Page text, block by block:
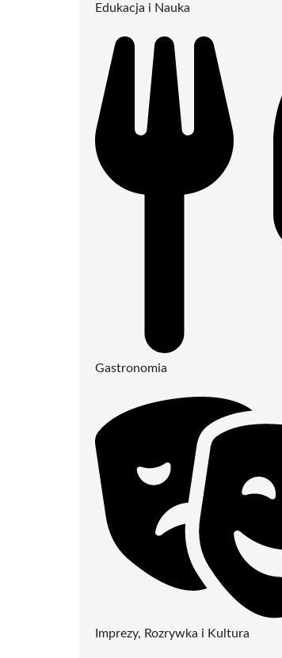
Edukacja i Nauka
Gastronomia
Imprezy, Rozrywka i Kultura